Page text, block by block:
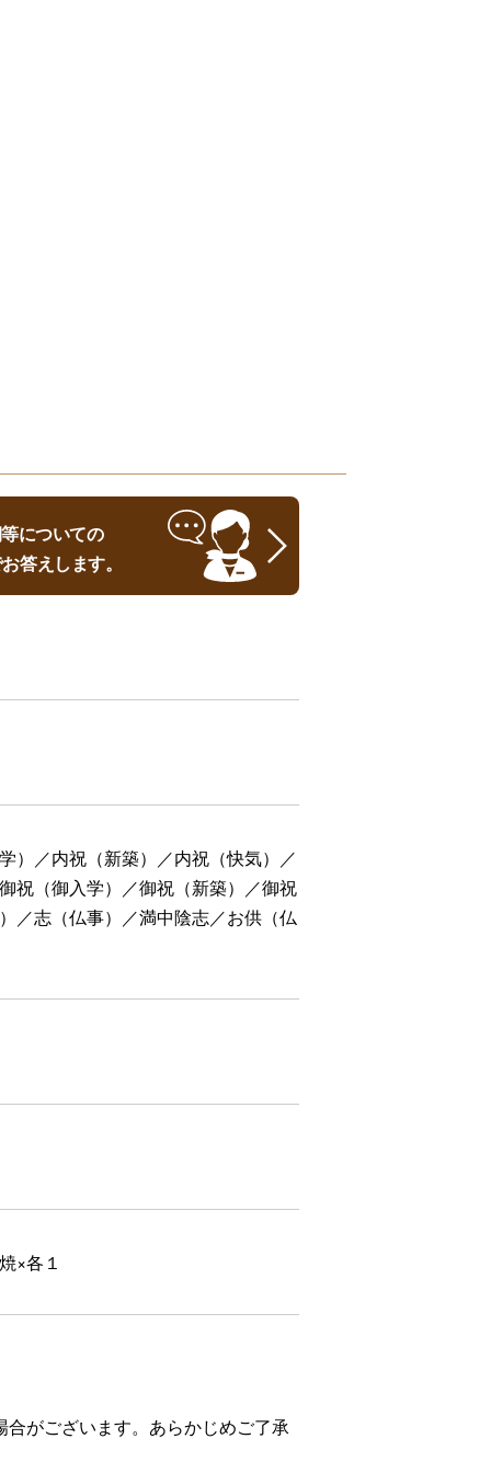
についての
答えします。
）／内祝（新築）／内祝（快気）／
祝（御入学）／御祝（新築）／御祝
／志（仏事）／満中陰志／お供（仏
×各１
がございます。あらかじめご了承